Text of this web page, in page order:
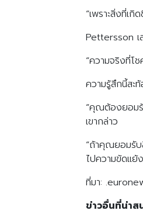
“เพราะสิ่งที่เ
Pettersson เ
“ความจริงที่โ
ความรู้สึกนี้สะ
“คุณต้องยอม
เขากล่าว
“ถ้าคุณยอมรับ
ไปความขัดแย้
ที่มา:
ข่าวอื่นที่น่าส